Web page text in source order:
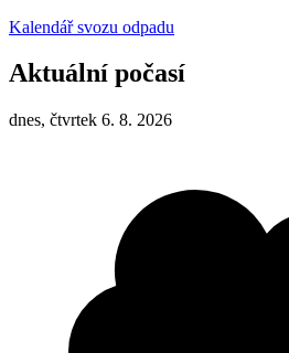
Kalendář svozu odpadu
Aktuální počasí
dnes, čtvrtek 6. 8. 2026